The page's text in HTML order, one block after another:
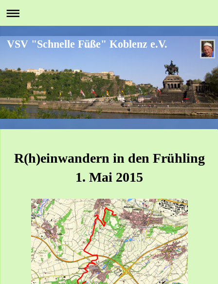
VSV "Schnelle Füße" Koblenz e.V.
R(h)einwandern in den Frühling
1. Mai 2015